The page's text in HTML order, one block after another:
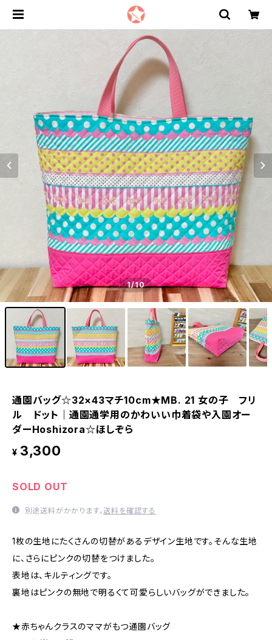
1/10
通園バッグ☆32×43マチ10cm★MB. 21 女の子 フリ
ル ドット｜通園通学用のかわいい巾着袋や入園オー
ダーHoshizora☆ほしぞら
¥ 3,300
SOLD OUT
別途送料がかかります。送料を確認する
1枚の生地にたくさんの切替があるデザイン生地です。そんな生地
に、さらにピンクの切替をつけました。
表地は、キルティングです。
裏地はピンクの無地で明るくて可愛らしいバッグができました。
★赤ちゃんクラスのママがもつ通園バッグ